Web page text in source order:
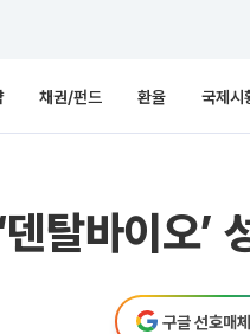
채권/펀드 환율 국제시
탈바이오
구글 선호매